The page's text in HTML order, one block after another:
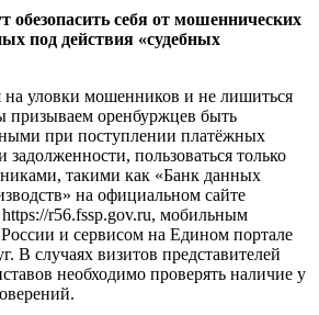
обезопасить себя от мошеннических
под действия «судебных
на уловки мошенников и не лишиться
призываем оренбуржцев быть
при поступлении платёжных
пользоваться только
такими как «Банк данных
на официальном сайте
r56.fssp.gov.ru, мобильным
и сервисом на Едином портале
В случаях визитов представителей
необходимо проверять наличие у